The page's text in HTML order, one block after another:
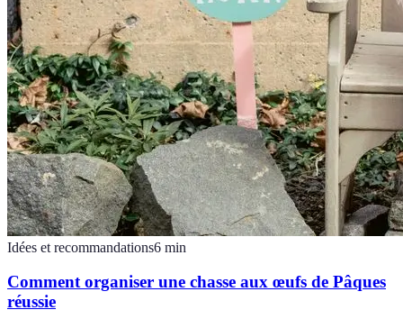
Idées et recommandations6 min
Comment organiser une chasse aux œufs de Pâques
réussie